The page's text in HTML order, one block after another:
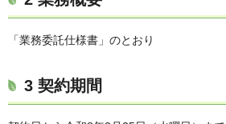
「業務委託仕様書」のとおり
3 契約期間